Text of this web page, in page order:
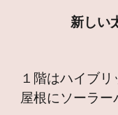
新しい
１階はハイ
屋根にソーラー